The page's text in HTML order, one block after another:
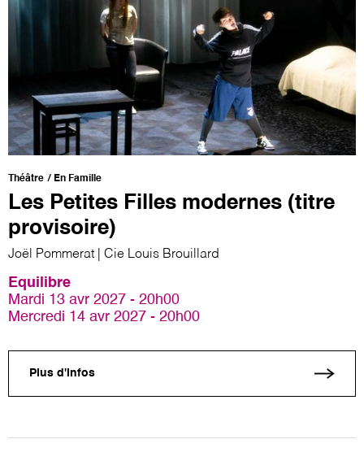
Théâtre En Famille
Les Petites Filles modernes (titre
provisoire)
Joël Pommerat | Cie Louis Brouillard
Equilibre
Mardi 13 avr 2027 - 20h00
Mercredi 14 avr 2027 - 20h00
Plus d'infos